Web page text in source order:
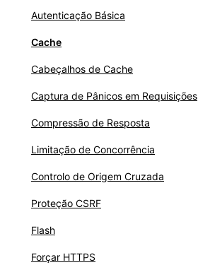
Autenticação Básica
Cache
Cabeçalhos de Cache
Captura de Pânicos em Requisições
Compressão de Resposta
Limitação de Concorrência
Controlo de Origem Cruzada
Proteção CSRF
Flash
Forçar HTTPS